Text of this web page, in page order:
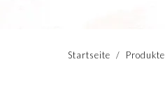
Startseite / Produkte